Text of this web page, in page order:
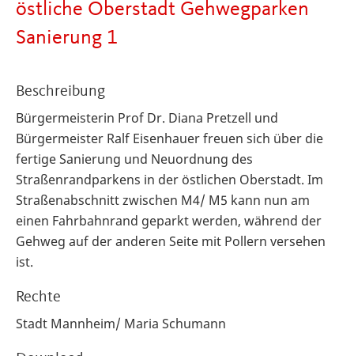
östliche Oberstadt Gehwegparken
Sanierung 1
Beschreibung
Bürgermeisterin Prof Dr. Diana Pretzell und
Bürgermeister Ralf Eisenhauer freuen sich über die
fertige Sanierung und Neuordnung des
Straßenrandparkens in der östlichen Oberstadt. Im
Straßenabschnitt zwischen M4/ M5 kann nun am
einen Fahrbahnrand geparkt werden, während der
Gehweg auf der anderen Seite mit Pollern versehen
ist.
Rechte
Stadt Mannheim/ Maria Schumann